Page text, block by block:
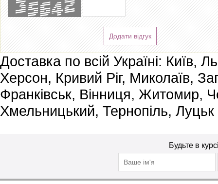
Додати відгук
Доставка по всій Україні: Київ,
Херсон, Кривий Ріг, Миколаїв,
Франківськ, Вінниця, Житомир,
Хмельницький, Тернопіль, Луцьк
Будьте в